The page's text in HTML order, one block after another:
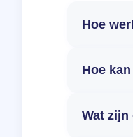
Hoe
Hoe
Wat zijn